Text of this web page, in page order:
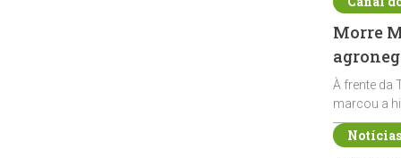
Morre
À frente da
marcou a